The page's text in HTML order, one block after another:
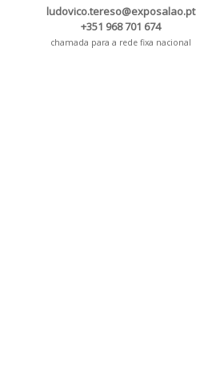
ludovico.tereso@exposalao.pt
+351 968 701 674
chamada para a rede fixa nacional